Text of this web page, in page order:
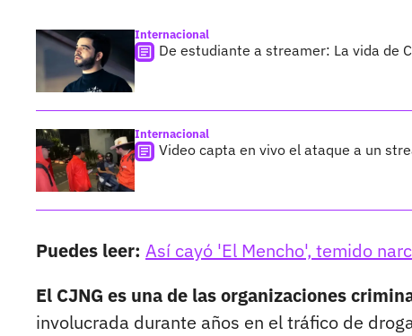
Internacional
De estudiante a streamer: La vida de
Internacional
Video capta en vivo el ataque a un
Puedes leer: Así cayó 'El Mencho', temido
El CJNG es una de las organizaciones
involucrada durante años en el tráfico de